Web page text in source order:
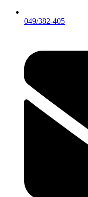
049/382-405